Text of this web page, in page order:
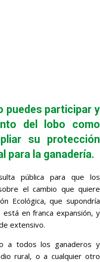
puedes participar y
del lobo como
su protección
para la ganadería.
pública para que los
el cambio que quiere
Ecológica, que supondría
en franca expansión, y
extensivo.
a todos los ganaderos y
rural, o a cualquier otro